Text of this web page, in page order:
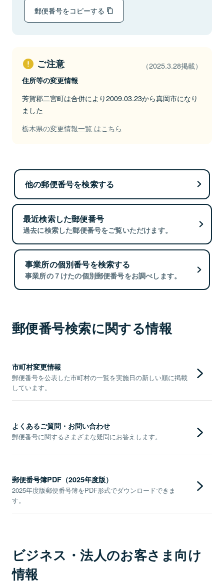
郵便番号をコピーする
ご注意 （2025.3.28掲載）
住所等の変更情報
芳賀郡二宮町は合併により2009.03.23から真岡市になり
ました
栃木県の変更情報一覧 はこちら
他の郵便番号を検索する
最近検索した郵便番号
過去に検索した郵便番号をご覧いただけます。
事業所の個別番号を検索する
事業所の７けたの個別郵便番号をお調べします。
郵便番号検索に関する情報
市町村変更情報
郵便番号を公表した市町村の一覧を実施日の新しい順に掲載
しています。
よくあるご質問・お問い合わせ
郵便番号に関するさまざまな疑問にお答えします。
郵便番号簿PDF（2025年度版）
2025年度版郵便番号簿をPDF形式でダウンロードできま
す。
ビジネス・法人のお客さま向け
情報